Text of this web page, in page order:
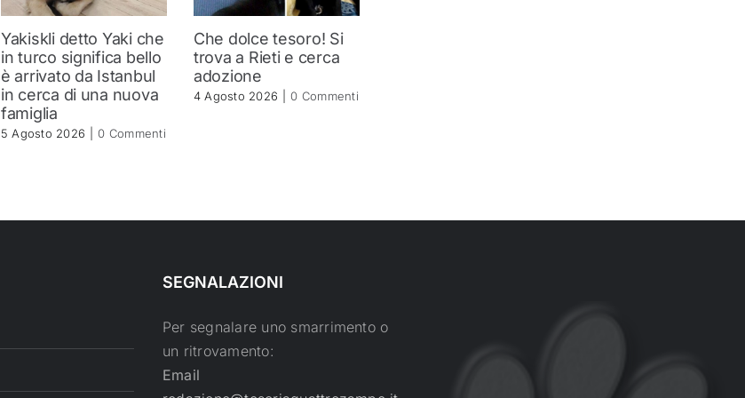
Yakiskli detto Yaki che
in turco significa bello
è arrivato da Istanbul
in cerca di una nuova
famiglia
5 Agosto 2026 0 Commenti
Che dolce tesoro! Si
trova a Rieti e cerca
adozione
4 Agosto 2026 0 Commenti
SEGNALAZIONI
Per segnalare uno smarrimento o
un ritrovamento:
Email